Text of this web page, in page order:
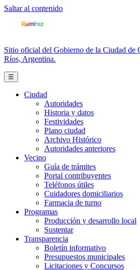
Saltar al contenido
Sitio oficial del Gobierno de la Ciudad de
Ríos, Argentina.
☰
Ciudad
Autoridades
Historia y datos
Festividades
Plano ciudad
Archivo Histórico
Autoridades anteriores
Vecino
Guía de trámites
Portal contribuyentes
Teléfonos útiles
Cuidadores domiciliarios
Farmacia de turno
Programas
Producción y desarrollo local
Sustentar
Transparencia
Boletín informativo
Presupuestos municipales
Licitaciones y Concursos